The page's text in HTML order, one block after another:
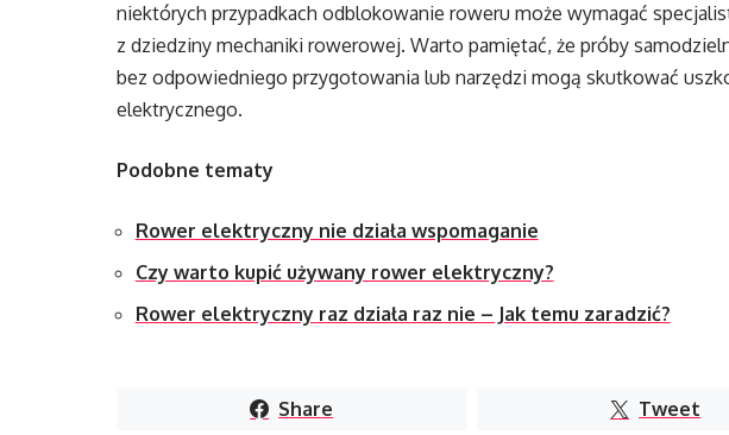
niektórych przypadkach odblokowanie roweru może wymagać
z dziedziny mechaniki rowerowej. Warto pamiętać, że próby
bez odpowiedniego przygotowania lub narzędzi mogą skutkować
elektrycznego.
Podobne tematy
Rower elektryczny nie działa wspomaganie
Czy warto kupić używany rower elektryczny?
Rower elektryczny raz działa raz nie – Jak temu zaradzić?
Share Tweet